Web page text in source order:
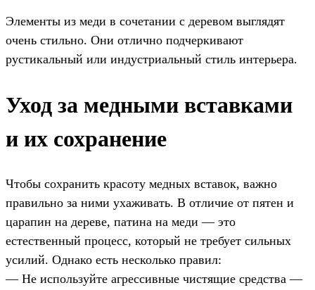
Элементы из меди в сочетании с деревом выглядят
очень стильно. Они отлично подчеркивают
рустикальный или индустриальный стиль интерьера.
Уход за медными вставками
и их сохранение
Чтобы сохранить красоту медных вставок, важно
правильно за ними ухаживать. В отличие от пятен и
царапин на дереве, патина на меди — это
естественный процесс, который не требует сильных
усилий. Однако есть несколько правил:
— Не используйте агрессивные чистящие средства —